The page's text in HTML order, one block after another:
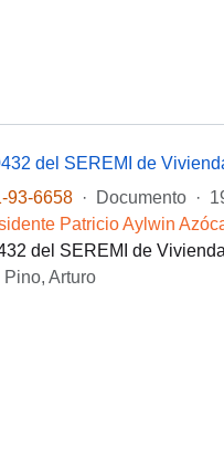
del SEREMI de
93-6658
· Documento ·
Patricio Aylwin
del SEREMI de
Arturo